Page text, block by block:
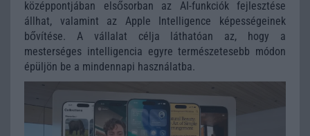
középpontjában elsősorban az AI-funkciók fejlesztése
állhat, valamint az Apple Intelligence képességeinek
bővítése. A vállalat célja láthatóan az, hogy a
mesterséges intelligencia egyre természetesebb módon
épüljön be a mindennapi használatba.